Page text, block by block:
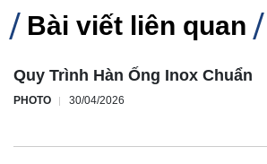
Bài viết liên quan
Quy Trình Hàn Ống Inox Chuẩn
PHOTO 30/04/2026